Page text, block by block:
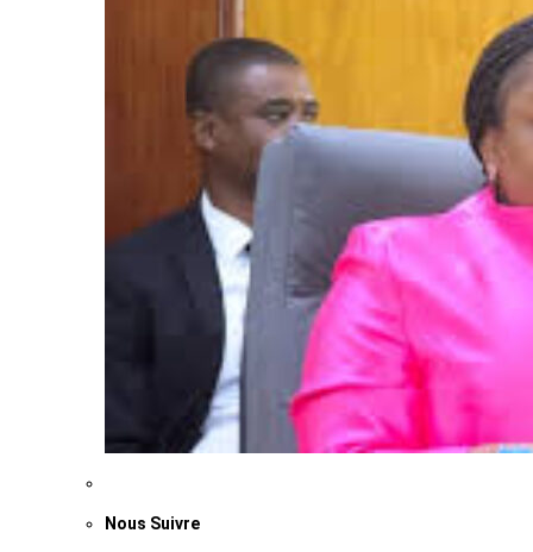
Nous Suivre